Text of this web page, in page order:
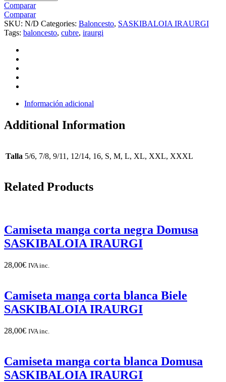
Comparar
Comparar
SKU: N/D Categories: Baloncesto, SASKIBALOIA IRAURGI
Tags: baloncesto, cubre, iraurgi
Información adicional
Additional Information
Talla 5/6, 7/8, 9/11, 12/14, 16, S, M, L, XL, XXL, XXXL
Related Products
Camiseta manga corta negra Domusa
SASKIBALOIA IRAURGI
28,00€ IVA inc.
Camiseta manga corta blanca Biele
SASKIBALOIA IRAURGI
28,00€ IVA inc.
Camiseta manga corta blanca Domusa
SASKIBALOIA IRAURGI